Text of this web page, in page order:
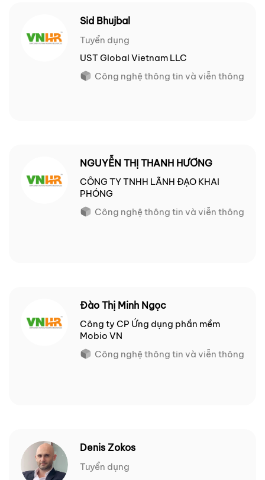
Sid Bhujbal
Tuyển dụng
UST Global Vietnam LLC
Công nghệ thông tin và viễn thông
NGUYỄN THỊ THANH HƯƠNG
CÔNG TY TNHH LÃNH ĐẠO KHAI
PHÓNG
Công nghệ thông tin và viễn thông
Đào Thị Minh Ngọc
Công ty CP Ứng dụng phần mềm
Mobio VN
Công nghệ thông tin và viễn thông
Denis Zokos
Tuyển dụng